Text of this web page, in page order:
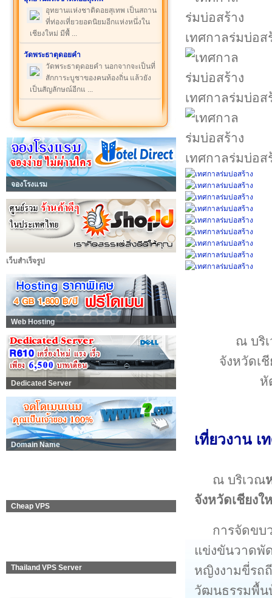
อุทยานแห่งชาติดอยสุเทพ เป็นสถาน
ที่ท่องเที่ยวยอดนิยมอีกแห่งหนึ่งใน
เชียงใหม่ มีพื้ ...
วัดพระธาตุดอยคำ
วัดพระธาตุดอยคำ นอกจากจะเป็นที่
สักการะบูชาของคนท้องถิ่น แล้วยัง
เป็นสัญลักษณ์อีกแ ...
จองโรงแรม
เว็บสำเร็จรูป
Web Hosting
Dedicated Server
Domain Name
Cheap VPS
Thailand VPS Server
เทศกาลร่มบ่อส
เทศกาลร่มบ่อส
เทศกาลร่มบ่อส
ณ บริ
จังหวัดเ
หั
เที่ยวงาน เ
ณ บริเวณ
จังหวัดเชียงใ
การจัดขบ
แข่งขันวาดพั
หญิงงามขี่รถ
วัฒนธรรมพื้น